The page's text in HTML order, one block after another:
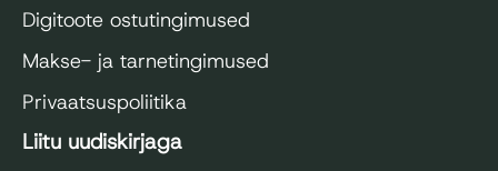
Digitoote ostutingimused
Makse- ja tarnetingimused
Privaatsuspoliitika
Liitu uudiskirjaga